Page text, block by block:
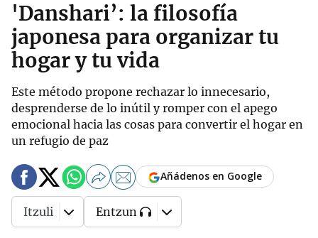
'Danshari’: la filosofía
japonesa para organizar tu
hogar y tu vida
Este método propone rechazar lo innecesario,
desprenderse de lo inútil y romper con el apego
emocional hacia las cosas para convertir el hogar en
un refugio de paz
Añádenos en Google
Itzuli Entzun